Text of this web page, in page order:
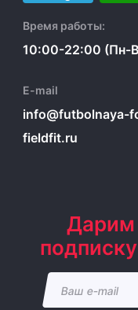
Время работы:
10:00-22:00 (Пн-
E-mail
info@futbolnaya-
fieldfit.ru
Дарим